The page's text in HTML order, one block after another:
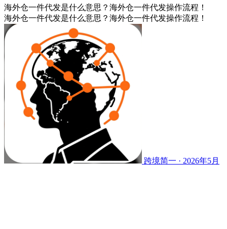
海外仓一件代发是什么意思？海外仓一件代发操作流程！
海外仓一件代发是什么意思？海外仓一件代发操作流程！
跨境简一 · 2026年5月